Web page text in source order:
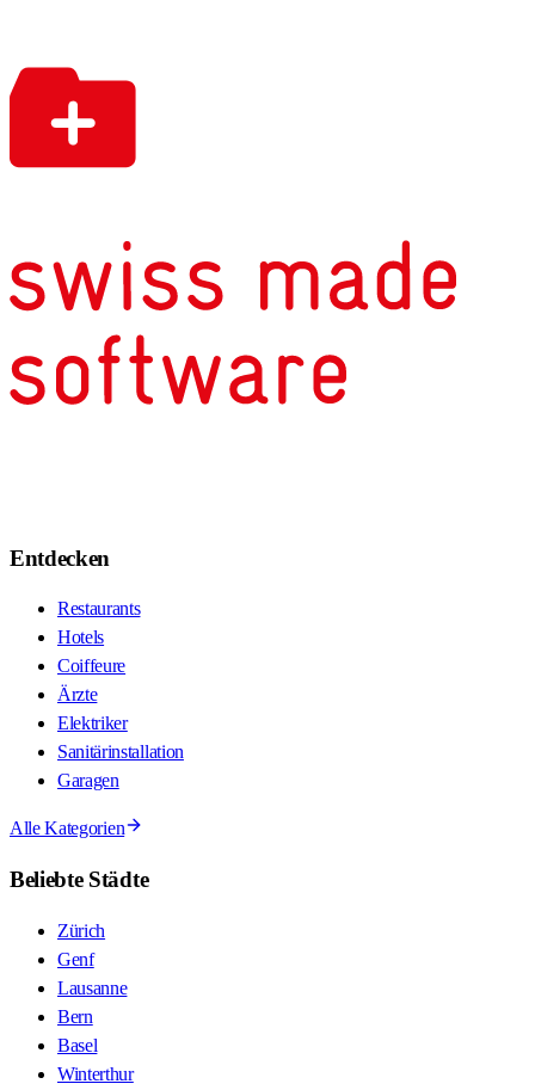
Entdecken
Restaurants
Hotels
Coiffeure
Ärzte
Elektriker
Sanitärinstallation
Garagen
Alle Kategorien
Beliebte Städte
Zürich
Genf
Lausanne
Bern
Basel
Winterthur